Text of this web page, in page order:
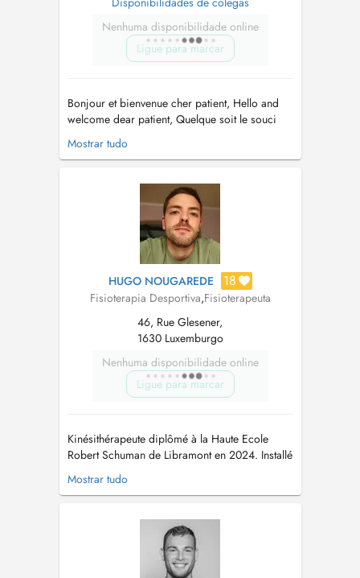
Nenhuma disponibilidade online
Ligue para marcar
Bonjour et bienvenue cher patient, Hello and
welcome dear patient, Quelque soit le souci
que vous rencontrez, n'hésitez pas à prendre
rendez-vous afin que nous puissions ensemble
situation. Whatever may be the problem youre
encountering, feel free t...
Mostrar tudo
HUGO NOUGAREDE 18
Fisioterapia Desportiva,Fisioterapeuta
46, Rue Glesener,
1630 Luxemburgo
Nenhuma disponibilidade online
Ligue para marcar
Kinésithérapeute diplômé à la Haute Ecole
Robert Schuman de Libramont en 2024. Installé
à Luxembourg depuis 2ans, j'exerce au cabinet
kinésithérapie Tribolet situé au 46 rue
sonnette. Physiotherapist graduated from the
Haute Ecole Robert Schuman in Lib...
Mostrar tudo